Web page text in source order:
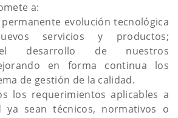
a:
evolución tecnológica
servicios y productos;
el desarrollo de nuestros
en forma continua los
de gestión de la calidad.
requerimientos aplicables a
ya sean técnicos, normativos o